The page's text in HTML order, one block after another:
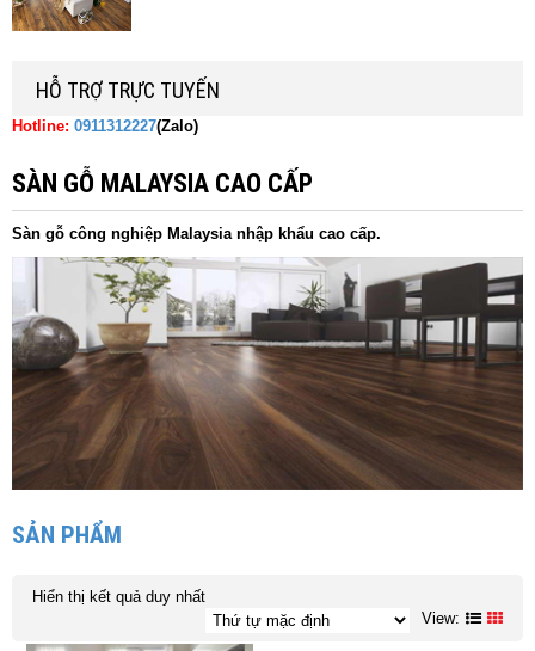
HỖ TRỢ TRỰC TUYẾN
Hotline: 0911312227(Zalo)
SÀN GỖ MALAYSIA CAO CẤP
Sàn gỗ công nghiệp Malaysia nhập khẩu cao cấp.
SẢN PHẨM
Hiển thị kết quả duy nhất
View: